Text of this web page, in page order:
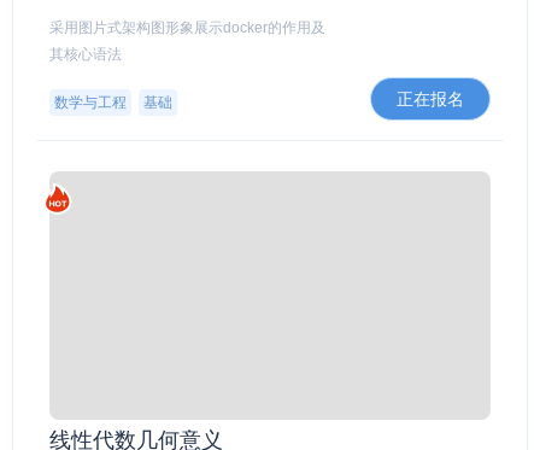
正在报名
采用图片式架构图形象展示docker的作用及
其核心语法
数学与工程 基础
线性代数几何意义